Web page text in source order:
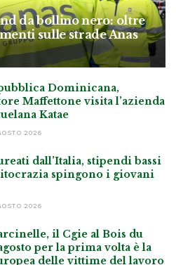
da bollino nero: oltre
sulle strade Anas
Dominicana,
Maffettone visita l’azienda
Katae
2026
dall’Italia, stipendi bassi
spingono i giovani
2026
il Cgie al Bois du
per la prima volta è la
delle vittime del lavoro